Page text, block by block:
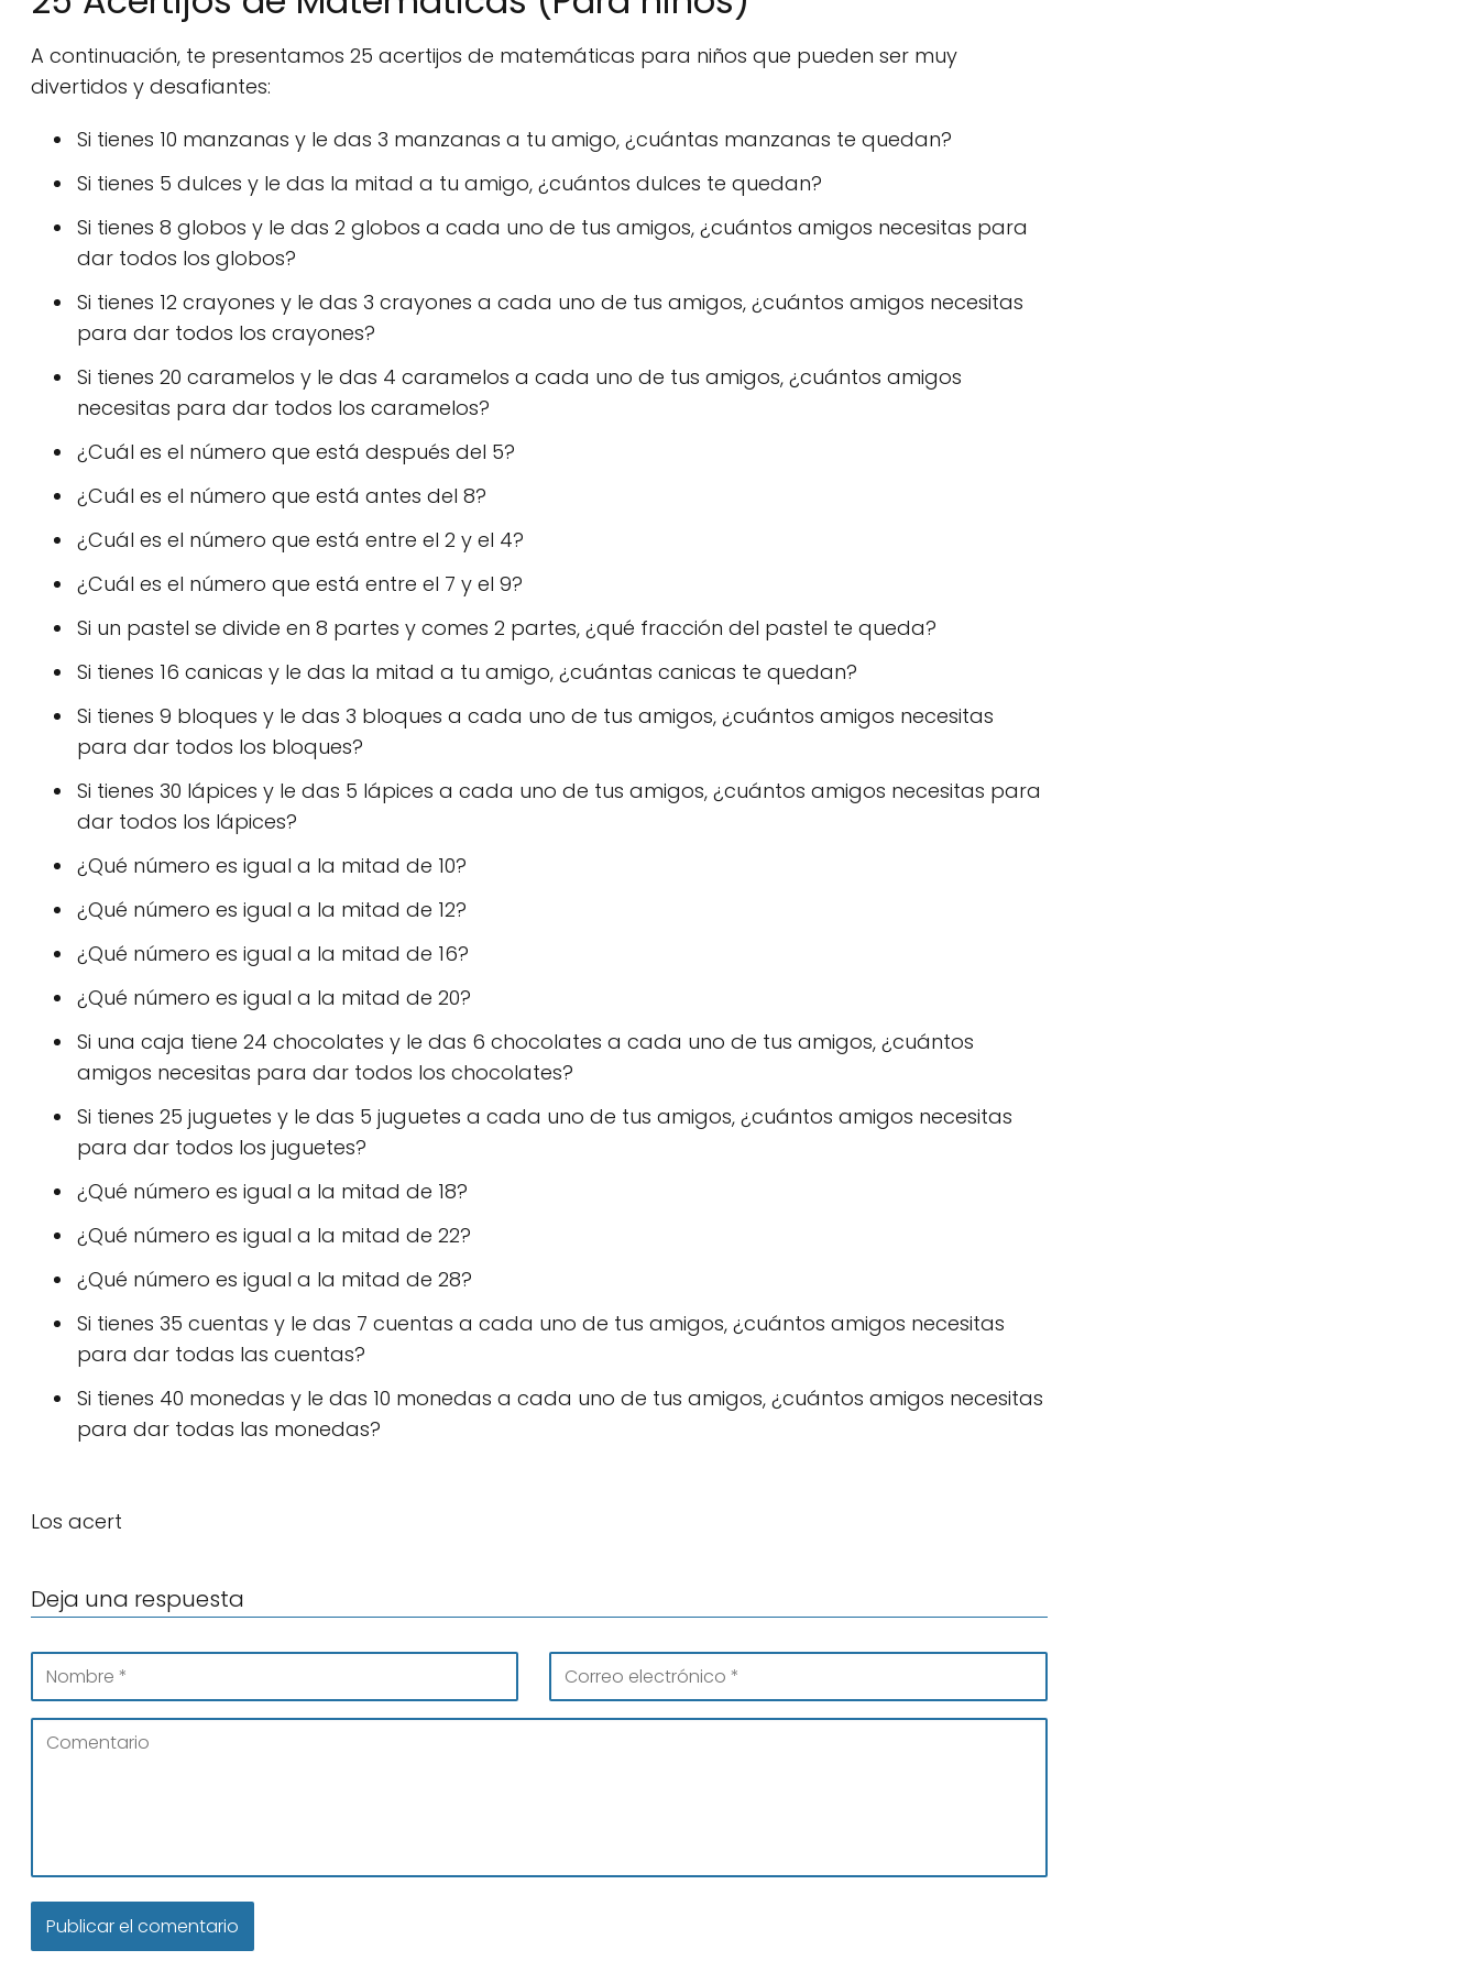
A continuación, te presentamos 25 acertijos de matemáticas para niños que pueden ser muy
divertidos y desafiantes:
Si tienes 10 manzanas y le das 3 manzanas a tu amigo, ¿cuántas manzanas te quedan?
Si tienes 5 dulces y le das la mitad a tu amigo, ¿cuántos dulces te quedan?
Si tienes 8 globos y le das 2 globos a cada uno de tus amigos, ¿cuántos amigos necesitas para
dar todos los globos?
Si tienes 12 crayones y le das 3 crayones a cada uno de tus amigos, ¿cuántos amigos necesitas
para dar todos los crayones?
Si tienes 20 caramelos y le das 4 caramelos a cada uno de tus amigos, ¿cuántos amigos
necesitas para dar todos los caramelos?
¿Cuál es el número que está después del 5?
¿Cuál es el número que está antes del 8?
¿Cuál es el número que está entre el 2 y el 4?
¿Cuál es el número que está entre el 7 y el 9?
Si un pastel se divide en 8 partes y comes 2 partes, ¿qué fracción del pastel te queda?
Si tienes 16 canicas y le das la mitad a tu amigo, ¿cuántas canicas te quedan?
Si tienes 9 bloques y le das 3 bloques a cada uno de tus amigos, ¿cuántos amigos necesitas
para dar todos los bloques?
Si tienes 30 lápices y le das 5 lápices a cada uno de tus amigos, ¿cuántos amigos necesitas para
dar todos los lápices?
¿Qué número es igual a la mitad de 10?
¿Qué número es igual a la mitad de 12?
¿Qué número es igual a la mitad de 16?
¿Qué número es igual a la mitad de 20?
Si una caja tiene 24 chocolates y le das 6 chocolates a cada uno de tus amigos, ¿cuántos
amigos necesitas para dar todos los chocolates?
Si tienes 25 juguetes y le das 5 juguetes a cada uno de tus amigos, ¿cuántos amigos necesitas
para dar todos los juguetes?
¿Qué número es igual a la mitad de 18?
¿Qué número es igual a la mitad de 22?
¿Qué número es igual a la mitad de 28?
Si tienes 35 cuentas y le das 7 cuentas a cada uno de tus amigos, ¿cuántos amigos necesitas
para dar todas las cuentas?
Si tienes 40 monedas y le das 10 monedas a cada uno de tus amigos, ¿cuántos amigos necesitas
para dar todas las monedas?
Los acert
Deja una respuesta